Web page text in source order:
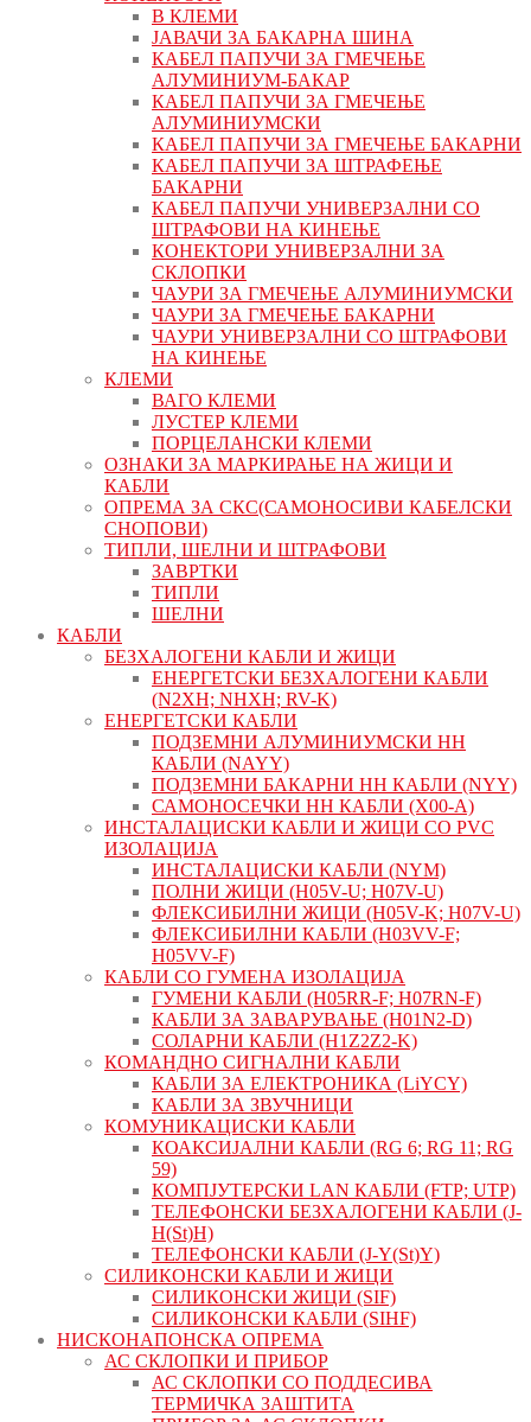
В КЛЕМИ
ЈАВАЧИ ЗА БАКАРНА ШИНА
КАБЕЛ ПАПУЧИ ЗА ГМЕЧЕЊЕ
АЛУМИНИУМ-БАКАР
КАБЕЛ ПАПУЧИ ЗА ГМЕЧЕЊЕ
АЛУМИНИУМСКИ
КАБЕЛ ПАПУЧИ ЗА ГМЕЧЕЊЕ БАКАРНИ
КАБЕЛ ПАПУЧИ ЗА ШТРАФЕЊЕ
БАКАРНИ
КАБЕЛ ПАПУЧИ УНИВЕРЗАЛНИ СО
ШТРАФОВИ НА КИНЕЊЕ
КОНЕКТОРИ УНИВЕРЗАЛНИ ЗА
СКЛОПКИ
ЧАУРИ ЗА ГМЕЧЕЊЕ АЛУМИНИУМСКИ
ЧАУРИ ЗА ГМЕЧЕЊЕ БАКАРНИ
ЧАУРИ УНИВЕРЗАЛНИ СО ШТРАФОВИ
НА КИНЕЊЕ
КЛЕМИ
ВАГО КЛЕМИ
ЛУСТЕР КЛЕМИ
ПОРЦЕЛАНСКИ КЛЕМИ
ОЗНАКИ ЗА МАРКИРАЊЕ НА ЖИЦИ И
КАБЛИ
ОПРЕМА ЗА СКС(САМОНОСИВИ КАБЕЛСКИ
СНОПОВИ)
ТИПЛИ, ШЕЛНИ И ШТРАФОВИ
ЗАВРТКИ
ТИПЛИ
ШЕЛНИ
КАБЛИ
БЕЗХАЛОГЕНИ КАБЛИ И ЖИЦИ
ЕНЕРГЕТСКИ БЕЗХАЛОГЕНИ КАБЛИ
(N2XH; NHXH; RV-K)
ЕНЕРГЕТСКИ КАБЛИ
ПОДЗЕМНИ АЛУМИНИУМСКИ НН
КАБЛИ (NAYY)
ПОДЗЕМНИ БАКАРНИ НН КАБЛИ (NYY)
САМОНОСЕЧКИ НН КАБЛИ (X00-A)
ИНСТАЛАЦИСКИ КАБЛИ И ЖИЦИ СО PVC
ИЗОЛАЦИЈА
ИНСТАЛАЦИСКИ КАБЛИ (NYM)
ПОЛНИ ЖИЦИ (H05V-U; H07V-U)
ФЛЕКСИБИЛНИ ЖИЦИ (H05V-K; H07V-U)
ФЛЕКСИБИЛНИ КАБЛИ (H03VV-F;
H05VV-F)
КАБЛИ СО ГУМЕНА ИЗОЛАЦИЈА
ГУМЕНИ КАБЛИ (H05RR-F; H07RN-F)
КАБЛИ ЗА ЗАВАРУВАЊЕ (H01N2-D)
СОЛАРНИ КАБЛИ (H1Z2Z2-K)
КОМАНДНО СИГНАЛНИ КАБЛИ
КАБЛИ ЗА ЕЛЕКТРОНИКА (LiYCY)
КАБЛИ ЗА ЗВУЧНИЦИ
КОМУНИКАЦИСКИ КАБЛИ
КОАКСИЈАЛНИ КАБЛИ (RG 6; RG 11; RG
59)
КОМПЈУТЕРСКИ LAN КАБЛИ (FTP; UTP)
ТЕЛЕФОНСКИ БЕЗХАЛОГЕНИ КАБЛИ (J-
H(St)H)
ТЕЛЕФОНСКИ КАБЛИ (J-Y(St)Y)
СИЛИКОНСКИ КАБЛИ И ЖИЦИ
СИЛИКОНСКИ ЖИЦИ (SIF)
СИЛИКОНСКИ КАБЛИ (SIHF)
НИСКОНАПОНСКА ОПРЕМА
АС СКЛОПКИ И ПРИБОР
АС СКЛОПКИ СО ПОДДЕСИВА
ТЕРМИЧКА ЗАШТИТА